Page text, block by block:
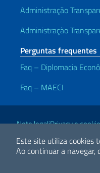
Este site utiliza cookies
Ao continuar a navegar,
Administração
Administração
Perguntas frequentes
Faq – Diplomacia
Faq – MAECI
Links Úteis
Note legaliPrivacy e